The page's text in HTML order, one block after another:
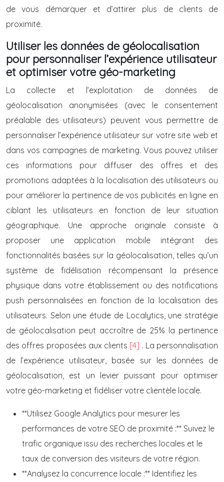
de vous démarquer et d’attirer plus de clients de
proximité.
Utiliser les données de géolocalisation
pour personnaliser l’expérience utilisateur
et optimiser votre géo-marketing
La collecte et l’exploitation de données de
géolocalisation anonymisées (avec le consentement
préalable des utilisateurs) peuvent vous permettre de
personnaliser l’expérience utilisateur sur votre site web et
dans vos campagnes de marketing. Vous pouvez utiliser
ces informations pour diffuser des offres et des
promotions adaptées à la localisation des utilisateurs ou
pour améliorer la pertinence de vos publicités en ligne en
ciblant les utilisateurs en fonction de leur situation
géographique. Une approche originale consiste à
proposer une application mobile intégrant des
fonctionnalités basées sur la géolocalisation, telles qu’un
système de fidélisation récompensant la présence
physique dans votre établissement ou des notifications
push personnalisées en fonction de la localisation des
utilisateurs. Selon une étude de Localytics, une stratégie
de géolocalisation peut accroître de 25% la pertinence
des offres proposées aux clients [4] . La personnalisation
de l’expérience utilisateur, basée sur les données de
géolocalisation, est un levier puissant pour optimiser
votre géo-marketing et fidéliser votre clientèle locale.
**Utilisez Google Analytics pour mesurer les
performances de votre SEO de proximité :** Suivez le
trafic organique issu des recherches locales et le
taux de conversion des visiteurs de votre région.
**Analysez la concurrence locale :** Identifiez les